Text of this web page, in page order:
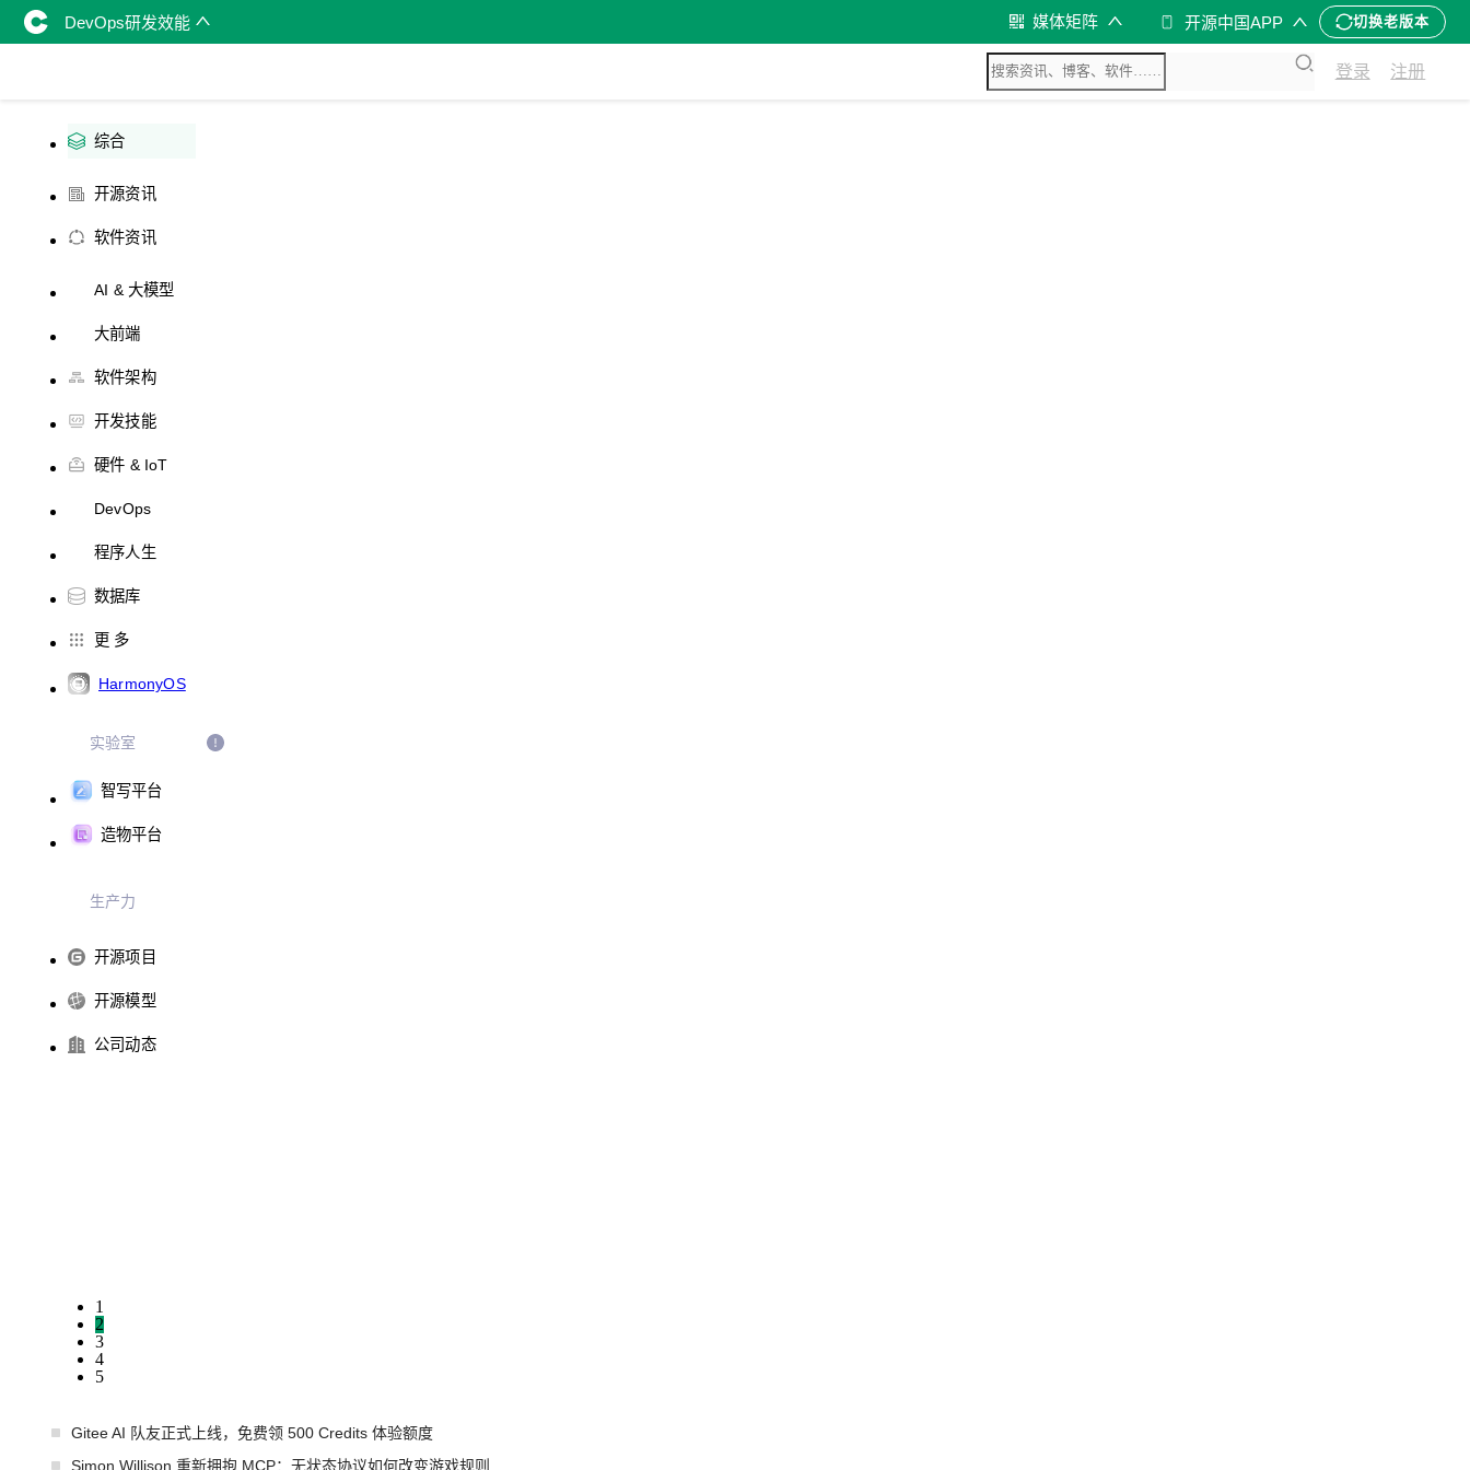
DevOps研发效能 媒体矩阵 开源中国APP 切换老版本
登录 注册
综合
开源资讯
软件资讯
AI & 大模型
大前端
软件架构
开发技能
硬件 & IoT
DevOps
程序人生
数据库
更 多
HarmonyOS
实验室
智写平台
造物平台
生产力
开源项目
开源模型
公司动态
1
2
3
4
5
Gitee AI 队友正式上线，免费领 500 Credits 体验额度
Simon Willison 重新拥抱 MCP：无状态协议如何改变游戏规则